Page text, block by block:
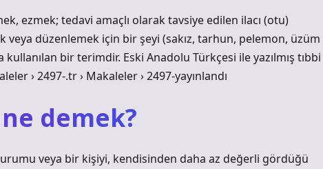
ezmek; tedavi amaçlı olarak tavsiye edilen ilacı (otu)
veya düzenlemek için bir şeyi (sakız, tarhun, pelemon, üzüm
bir terimdir. Eski Anadolu Türkçesi ile yazılmış tıbbi
› 2497-.tr › Makaleler › 2497-yayınlandı
demek?
veya bir kişiyi, kendisinden daha az değerli gördüğü